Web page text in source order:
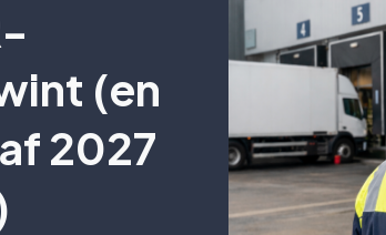
(en
2027